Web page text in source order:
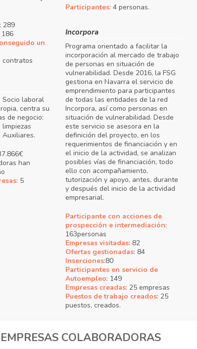
: 289
186
un
contratos
Socio laboral
centra su
de negocio:
han
: 5
Participantes: 4 personas.
Incorpora
Programa orientado a facilitar la
incorporación al mercado de trabajo
de personas en situación de
vulnerabilidad. Desde 2016, la FSG
gestiona en Navarra el servicio de
emprendimiento para participantes
de todas las entidades de la red
Incorpora, así como personas en
situación de vulnerabilidad. Desde
este servicio se asesora en la
definición del proyecto, en los
requerimientos de financiación y en
el inicio de la actividad, se analizan
posibles vías de financiación, todo
ello con acompañamiento,
tutorización y apoyo, antes, durante
y después del inicio de la actividad
empresarial.
Participante con acciones de
prospección e intermediación:
163personas
Empresas visitadas: 82
Ofertas gestionadas: 84
Inserciones:80
Participantes en servicio de
Autoempleo: 149
Empresas creadas: 25 empresas
Puestos de trabajo creados: 25
puestos, creados.
COLABORADORAS